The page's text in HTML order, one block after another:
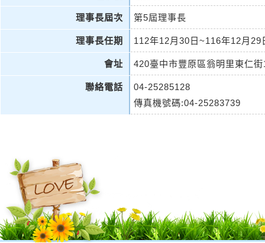
理事長屆次 第5屆理事長
理事長任期 112年12月30日~116年12月29
會址 420臺中市豐原區翁明里東仁
聯絡電話
04-25285128
傳真機號碼:04-25283739